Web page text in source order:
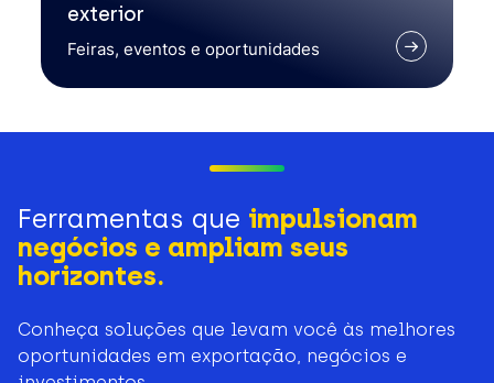
exterior
Feiras, eventos e oportunidades
Ferramentas que impulsionam
negócios e ampliam seus
horizontes.
Conheça soluções que levam você às melhores
oportunidades em exportação, negócios e